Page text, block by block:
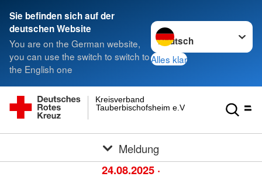
Sie befinden sich auf der
deutschen Website
You are on the German website,
you can use the switch to switch to
the English one
Sprache wechseln zu
Alles klar
Tauberbischofsheim e.V.
Kreisverband
Meldung
24.08.2025 ·